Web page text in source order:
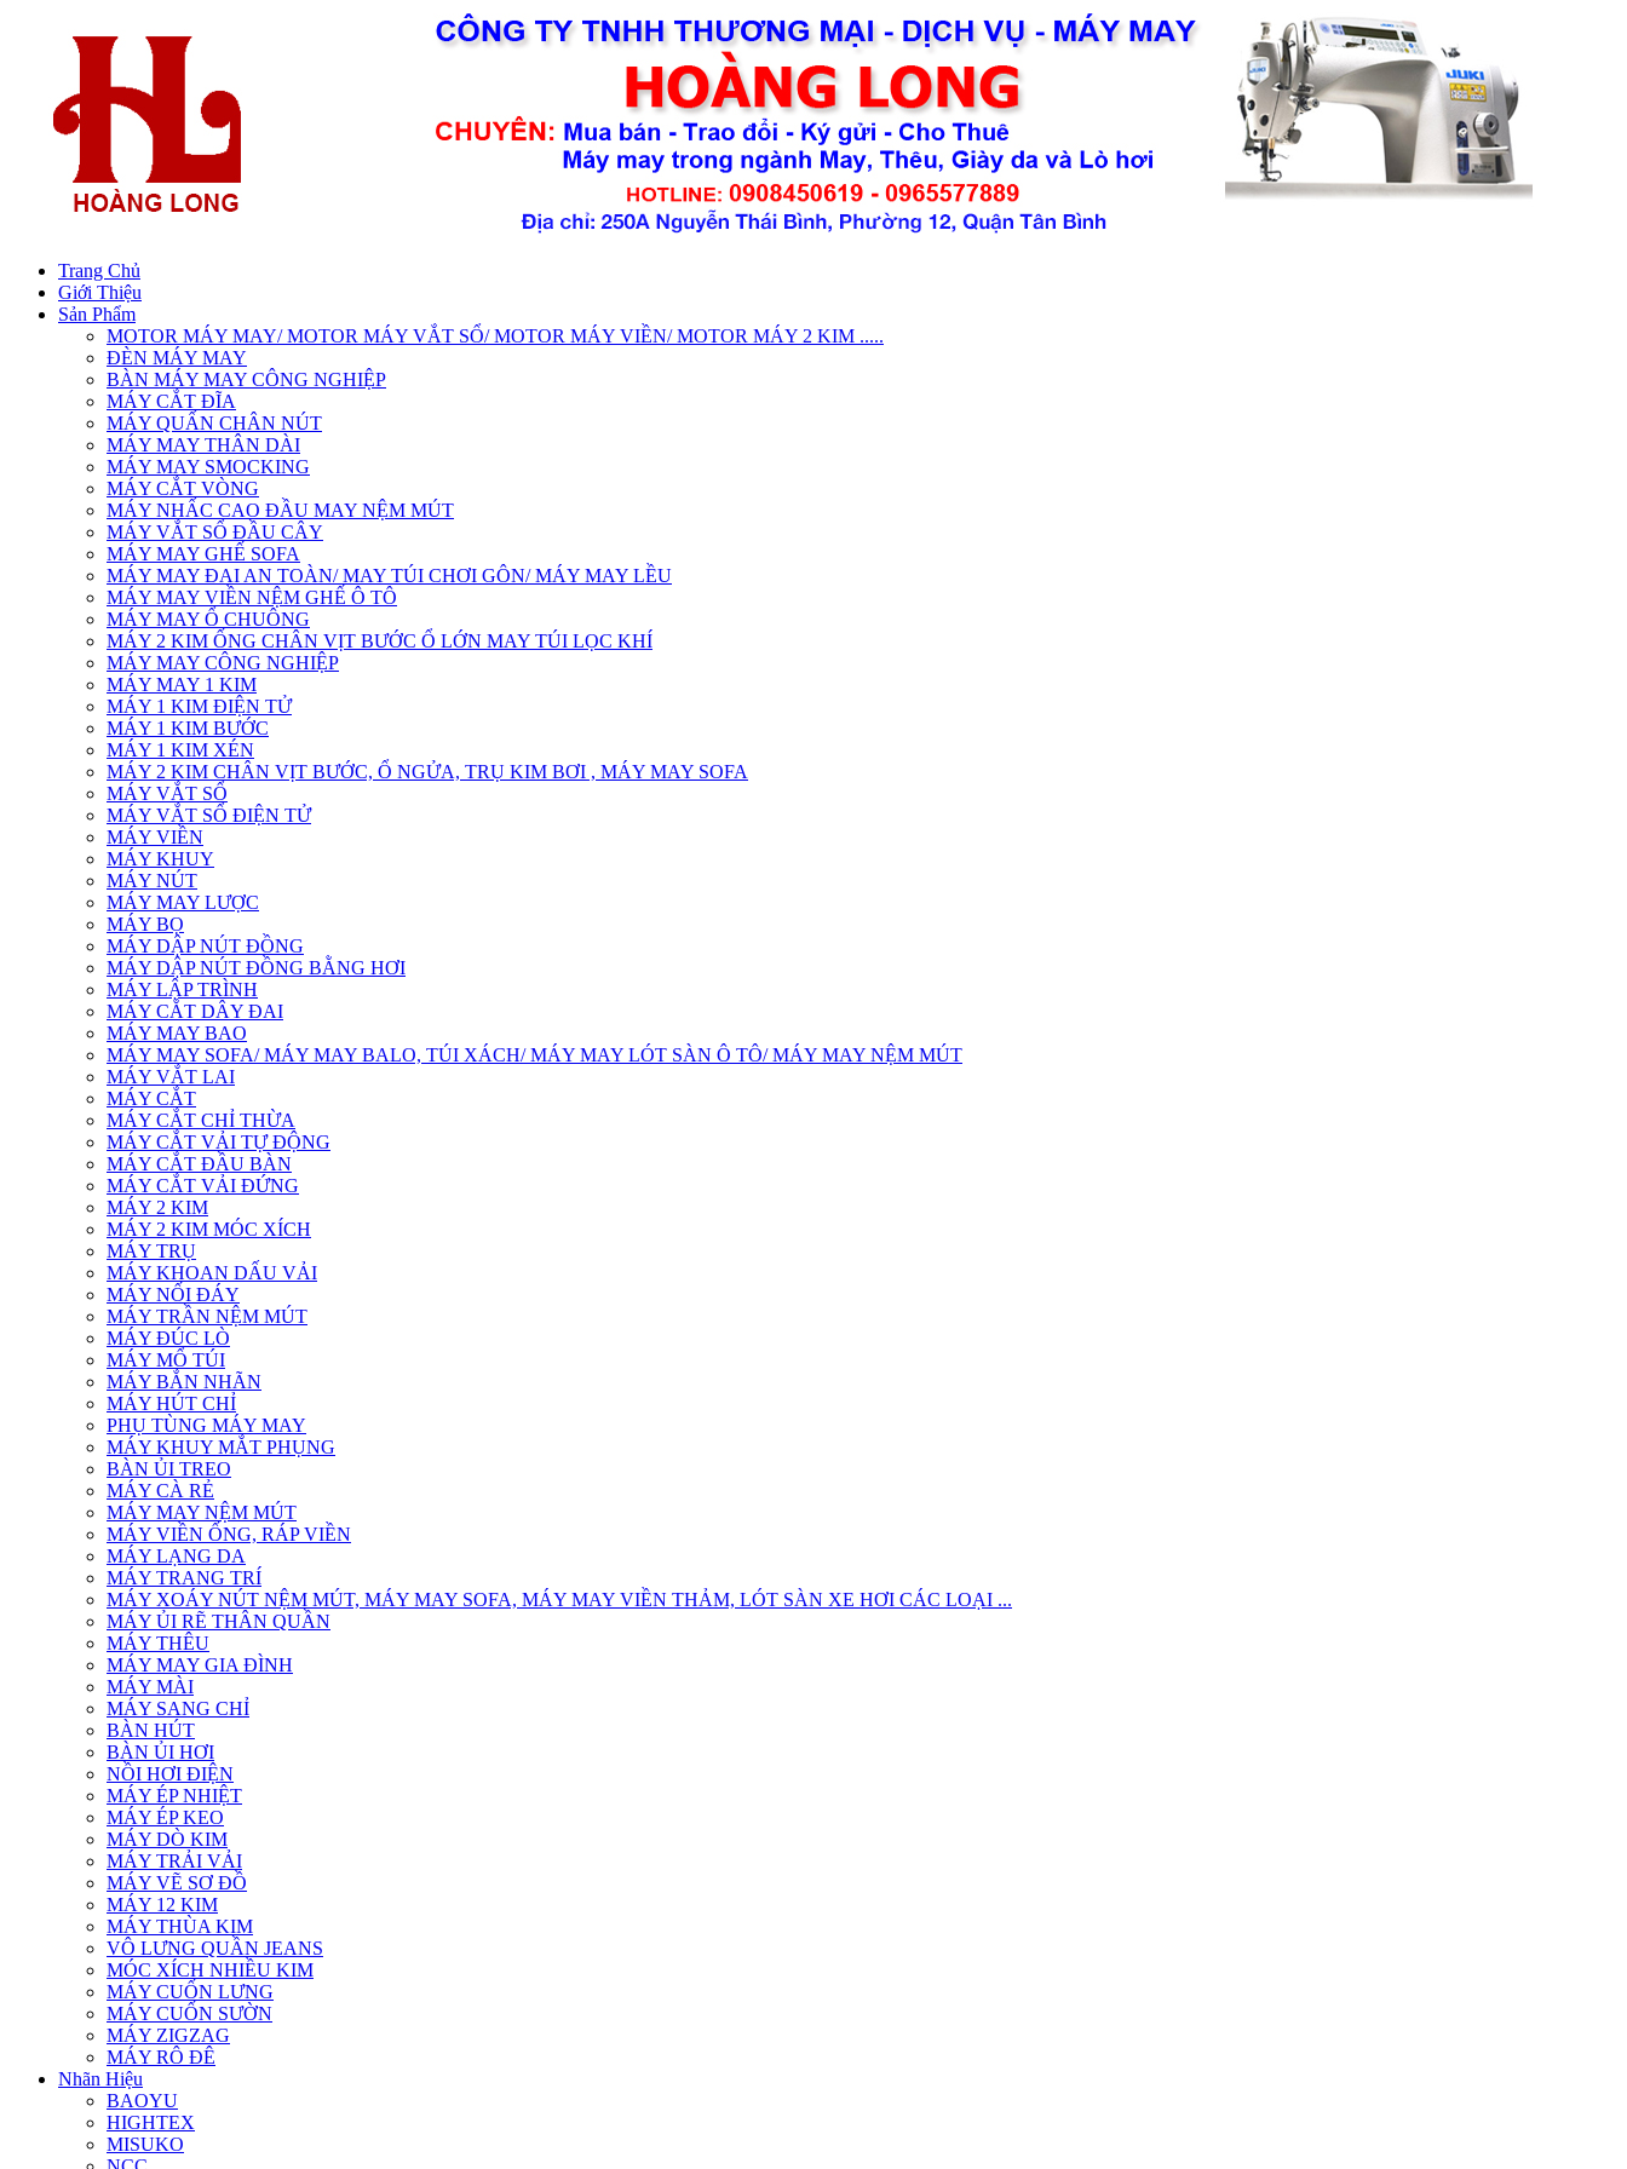
Trang Chủ
Giới Thiệu
Sản Phẩm
MOTOR MÁY MAY/ MOTOR MÁY VẮT SỔ/ MOTOR MÁY VIỀN/ MOTOR MÁY 2 KIM .....
ĐÈN MÁY MAY
BÀN MÁY MAY CÔNG NGHIỆP
MÁY CẮT ĐĨA
MÁY QUẤN CHÂN NÚT
MÁY MAY THÂN DÀI
MÁY MAY SMOCKING
MÁY CẮT VÒNG
MÁY NHẤC CAO ĐẦU MAY NỆM MÚT
MÁY VẮT SỔ ĐẦU CÂY
MÁY MAY GHẾ SOFA
MÁY MAY ĐAI AN TOÀN/ MAY TÚI CHƠI GÔN/ MÁY MAY LỀU
MÁY MAY VIỀN NỆM GHẾ Ô TÔ
MÁY MAY Ổ CHUÔNG
MÁY 2 KIM ỐNG CHÂN VỊT BƯỚC Ổ LỚN MAY TÚI LỌC KHÍ
MÁY MAY CÔNG NGHIỆP
MÁY MAY 1 KIM
MÁY 1 KIM ĐIỆN TỬ
MÁY 1 KIM BƯỚC
MÁY 1 KIM XÉN
MÁY 2 KIM CHÂN VỊT BƯỚC, Ổ NGỬA, TRỤ KIM BƠI , MÁY MAY SOFA
MÁY VẮT SỔ
MÁY VẮT SỔ ĐIỆN TỬ
MÁY VIỀN
MÁY KHUY
MÁY NÚT
MÁY MAY LƯỢC
MÁY BỌ
MÁY DẬP NÚT ĐỒNG
MÁY DẬP NÚT ĐỒNG BẰNG HƠI
MÁY LẬP TRÌNH
MÁY CẮT DÂY ĐAI
MÁY MAY BAO
MÁY MAY SOFA/ MÁY MAY BALO, TÚI XÁCH/ MÁY MAY LÓT SÀN Ô TÔ/ MÁY MAY NỆM MÚT
MÁY VẮT LAI
MÁY CẮT
MÁY CẮT CHỈ THỪA
MÁY CẮT VẢI TỰ ĐỘNG
MÁY CẮT ĐẦU BÀN
MÁY CẮT VẢI ĐỨNG
MÁY 2 KIM
MÁY 2 KIM MÓC XÍCH
MÁY TRỤ
MÁY KHOAN DẤU VẢI
MÁY NỐI ĐÁY
MÁY TRẦN NỆM MÚT
MÁY ĐÚC LÒ
MÁY MỔ TÚI
MÁY BẮN NHÃN
MÁY HÚT CHỈ
PHỤ TÙNG MÁY MAY
MÁY KHUY MẮT PHỤNG
BÀN ỦI TREO
MÁY CÀ RẺ
MÁY MAY NỆM MÚT
MÁY VIỀN ỐNG, RÁP VIỀN
MÁY LẠNG DA
MÁY TRANG TRÍ
MÁY XOÁY NÚT NỆM MÚT, MÁY MAY SOFA, MÁY MAY VIỀN THẢM, LÓT SÀN XE HƠI CÁC LOẠI ...
MÁY ỦI RẼ THÂN QUẦN
MÁY THÊU
MÁY MAY GIA ĐÌNH
MÁY MÀI
MÁY SANG CHỈ
BÀN HÚT
BÀN ỦI HƠI
NỒI HƠI ĐIỆN
MÁY ÉP NHIỆT
MÁY ÉP KEO
MÁY DÒ KIM
MÁY TRẢI VẢI
MÁY VẼ SƠ ĐỒ
MÁY 12 KIM
MÁY THÙA KIM
VÔ LƯNG QUẦN JEANS
MÓC XÍCH NHIỀU KIM
MÁY CUỐN LƯNG
MÁY CUỐN SƯỜN
MÁY ZIGZAG
MÁY RÔ ĐÊ
Nhãn Hiệu
BAOYU
HIGHTEX
MISUKO